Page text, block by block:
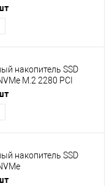
(NVMe
s)
XG6] pulled
накопитель SSD
M.2 2280 PCI
(NVMe
s)
pulled
накопитель SSD
pulled